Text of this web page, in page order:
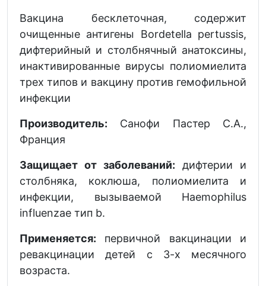
Вакцина бесклеточная, содержит
очищенные антигены Bordetella pertussis,
дифтерийный и столбнячный анатоксины,
инактивированные вирусы полиомиелита
трех типов и вакцину против гемофильной
инфекции
Производитель: Санофи Пастер С.А.,
Франция
Защищает от заболеваний: дифтерии и
столбняка, коклюша, полиомиелита и
инфекции, вызываемой Haemophilus
influenzae тип b.
Применяется: первичной вакцинации и
ревакцинации детей с 3-х месячного
возраста.